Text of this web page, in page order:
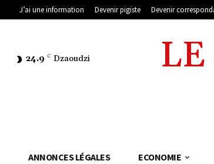
J’ai une information Devenir pigiste Devenir
24.9 C Dzaoudzi
ANNONCES LÉGALES ECONOMIE